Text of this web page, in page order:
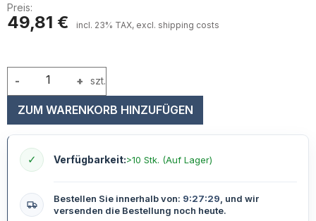
Preis:
49,81 € incl. 23% TAX, excl. shipping costs
+
- szt.
ZUM WARENKORB HINZUFÜGEN
✓ Verfügbarkeit:>10 Stk. (Auf Lager)
Bestellen Sie innerhalb von: 9:27:27 , und wir
versenden die Bestellung noch heute.